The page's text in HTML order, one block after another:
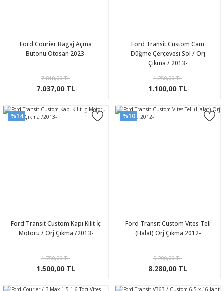
Ford Courier Bagaj Açma
Butonu Otosan 2023-
7.818,00 TL
7.037,00 TL
Ford Transit Custom Cam
Düğme Çerçevesi Sol / Orj
Çıkma / 2013-
1.250,00 TL
1.100,00 TL
%14
Ford Transit Custom Kapı Kilit İç
Motoru / Orj Çıkma /2013-
1.750,00 TL
1.500,00 TL
%10
Ford Transit Custom Vites Teli
(Halat) Orj Çıkma 2012-
9.200,00 TL
8.280,00 TL